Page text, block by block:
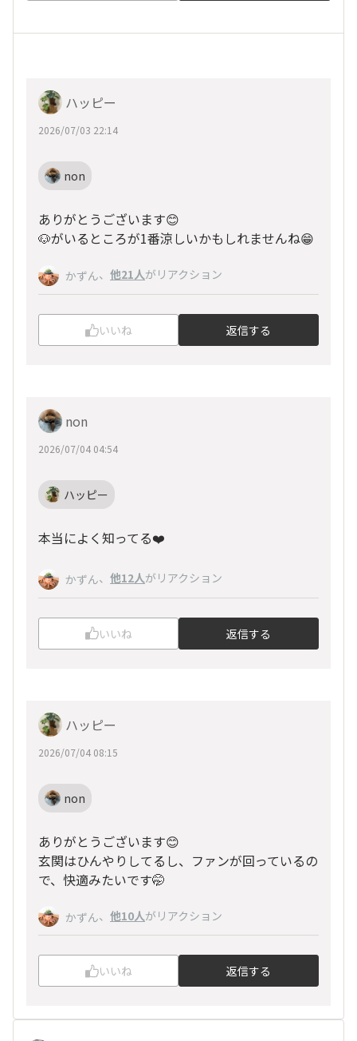
ハッピー
2026/07/03 22:14
non
ありがとうございます😊
🐶がいるところが1番涼しいかもしれませんね😁
かずん、 他21人がリアクション
いいね 返信する
non
2026/07/04 04:54
ハッピー
本当によく知ってる❤️
かずん、 他12人がリアクション
いいね 返信する
ハッピー
2026/07/04 08:15
non
ありがとうございます😊
玄関はひんやりしてるし、ファンが回っているの
で、快適みたいです🤭
かずん、 他10人がリアクション
いいね 返信する